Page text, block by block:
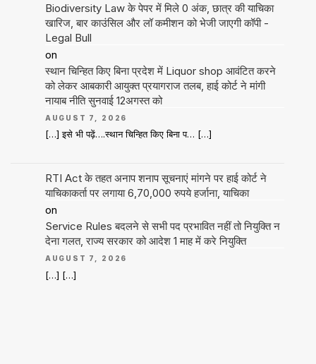
Biodiversity Law के पेपर में मिले 0 अंक, छात्र की याचिका
खारिज, बार काउंसिल और लॉ कमीशन को भेजी जाएगी कॉपी -
Legal Bull
on
स्थान चिन्हित किए बिना प्रदेश में Liquor shop आवंटित करने
को लेकर आबकारी आयुक्त प्रयागराज तलब, हाई कोर्ट ने मांगी
नायाब नीति सुनवाई 12अगस्त को
AUGUST 7, 2026
[…] इसे भी पढ़ें….स्थान चिन्हित किए बिना प… […]
RTI Act के तहत अनाप शनाप सूचनाएं मांगने पर हाई कोर्ट ने
याचिकाकर्ता पर लगाया 6,70,000 रुपये हर्जाना, याचिका
on
Service Rules बदलने से सभी पद प्रभावित नहीं तो नियुक्ति न
देना गलत, राज्य सरकार को आदेश 1 माह में करे नियुक्ति
AUGUST 7, 2026
[…] […]